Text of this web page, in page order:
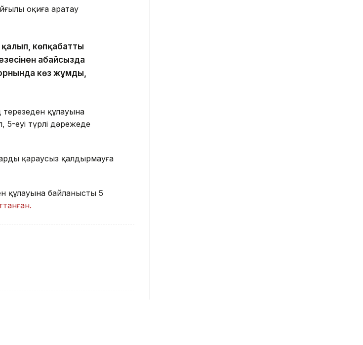
оқиға Қаратау
көпқабатты
абайсызда
көз жұмды,
құлауына
еуі түрлі дәрежеде
қараусыз қалдырмауға
құлауына байланысты 5